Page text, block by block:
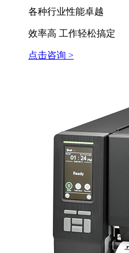
各种行业性能卓越
效率高 工作轻松搞定
点击咨询 >